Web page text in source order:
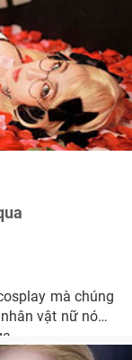
mà chúng
vật nữ nóng